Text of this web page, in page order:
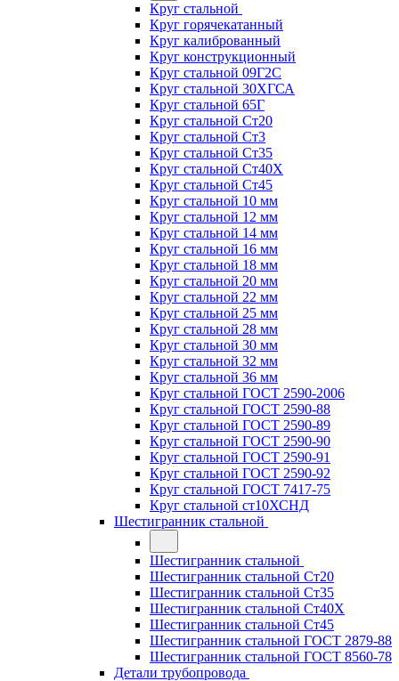
Круг стальной
Круг горячекатанный
Круг калиброванный
Круг конструкционный
Круг стальной 09Г2С
Круг стальной 30ХГСА
Круг стальной 65Г
Круг стальной Ст20
Круг стальной Ст3
Круг стальной Ст35
Круг стальной Ст40Х
Круг стальной Ст45
Круг стальной 10 мм
Круг стальной 12 мм
Круг стальной 14 мм
Круг стальной 16 мм
Круг стальной 18 мм
Круг стальной 20 мм
Круг стальной 22 мм
Круг стальной 25 мм
Круг стальной 28 мм
Круг стальной 30 мм
Круг стальной 32 мм
Круг стальной 36 мм
Круг стальной ГОСТ 2590-2006
Круг стальной ГОСТ 2590-88
Круг стальной ГОСТ 2590-89
Круг стальной ГОСТ 2590-90
Круг стальной ГОСТ 2590-91
Круг стальной ГОСТ 2590-92
Круг стальной ГОСТ 7417-75
Круг стальной ст10ХСНД
Шестигранник стальной
Шестигранник стальной
Шестигранник стальной Ст20
Шестигранник стальной Ст35
Шестигранник стальной Ст40Х
Шестигранник стальной Ст45
Шестигранник стальной ГОСТ 2879-88
Шестигранник стальной ГОСТ 8560-78
Детали трубопровода